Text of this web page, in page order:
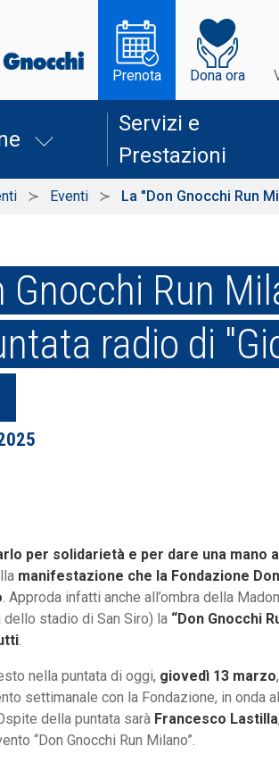
Prenota Dona ora
Servizi e
Prestazioni
Eventi La "Don Gnocchi Run
Gnocchi Run
radio di
per solidarietà e per dare una mano
manifestazione che la Fondazione
. Approda infatti anche all’ombra della
dello stadio di San Siro) la “Don Gnocchi
.
nella puntata di oggi, giovedì 13 marzo
settimanale con la Fondazione, in onda
della puntata sarà Francesco Lastilla
“Don Gnocchi Run Milano”.